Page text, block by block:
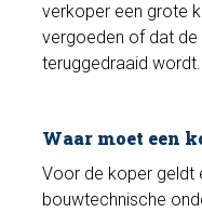
verkoper een grote
vergoeden of dat
teruggedraaid wordt.
Waar moet een
Voor de koper geldt
bouwtechnische